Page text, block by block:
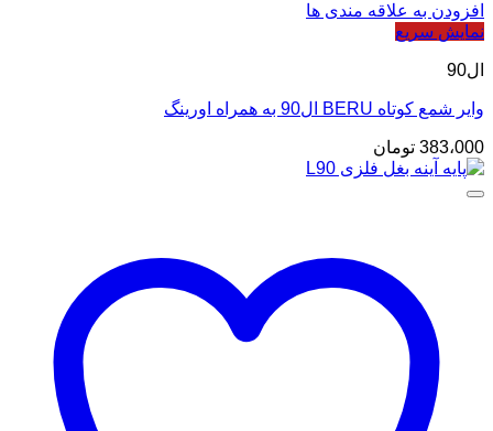
افزودن به علاقه مندی ها
نمایش سریع
ال90
وایر شمع کوتاه BERU ال90 به همراه اورینگ
383،000 تومان